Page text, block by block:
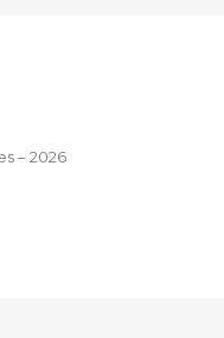
– 2026